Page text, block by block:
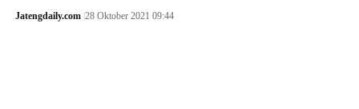
Jatengdaily.com 28 Oktober 2021 09:44